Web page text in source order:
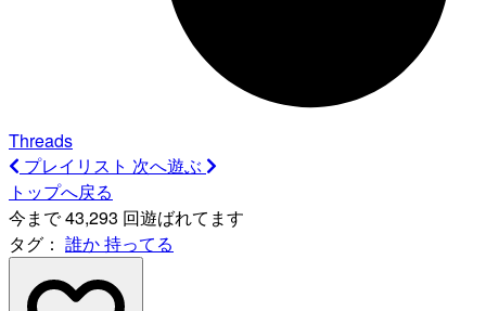
Threads
プレイリスト 次へ遊ぶ
トップへ戻る
今まで 43,293 回遊ばれてます
タグ： 誰か持ってる